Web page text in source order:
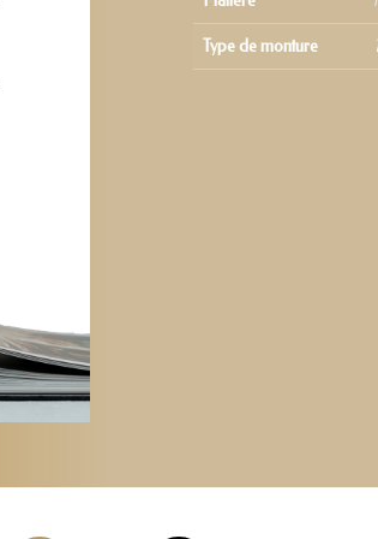
Type de monture